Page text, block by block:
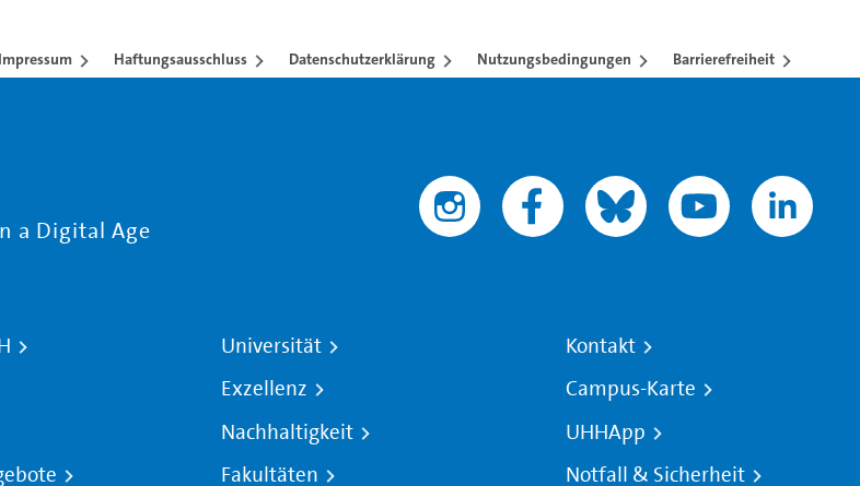
Impressum Haftungsausschluss Datenschutzerklärung Nutzungsbedingungen Barrierefreiheit
a Digital Age
Universität
Exzellenz
Nachhaltigkeit
Fakultäten
Kontakt
Campus-Karte
UHHApp
Notfall & Sicherheit